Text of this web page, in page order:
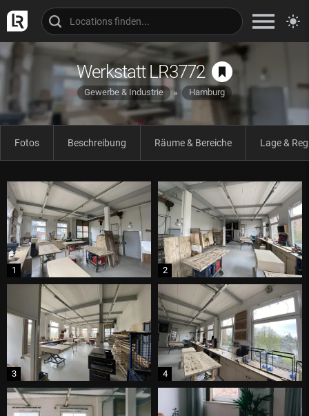
Werkstatt LR3772
Gewerbe & Industrie Hamburg
Fotos Beschreibung Räume & Bereiche Lage &